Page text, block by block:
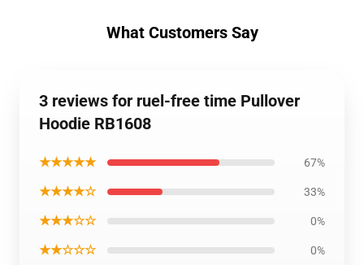
What Customers Say
3 reviews for ruel-free time Pullover
Hoodie RB1608
★★★★★ 67%
★★★★☆ 33%
★★★☆☆ 0%
★★☆☆☆ 0%